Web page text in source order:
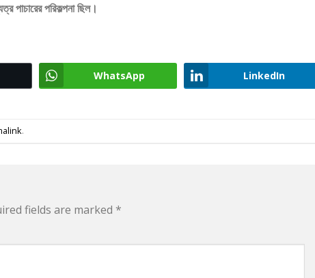
পাচারের পরিকল্পনা ছিল।
WhatsApp LinkedIn
.
fields are marked *